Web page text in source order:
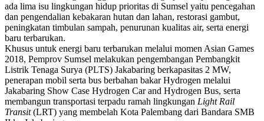
ada lima isu lingkungan hidup prioritas di Sumsel yaitu pencegahan
dan pengendalian kebakaran hutan dan lahan, restorasi gambut,
peningkatan timbulan sampah, penurunan kualitas air, serta energi
baru terbarukan.
Khusus untuk energi baru terbarukan melalui momen Asian Games
2018, Pemprov Sumsel melakukan pengembangan Pembangkit
Listrik Tenaga Surya (PLTS) Jakabaring berkapasitas 2 MW,
penerapan mobil serta bus berbahan bakar Hydrogen melalui
Jakabaring Show Case Hydrogen Car and Hydrogen Bus, serta
membangun transportasi terpadu ramah lingkungan Light Rail
Transit(LRT) yang membelah Kota Palembang dari Bandara SMB